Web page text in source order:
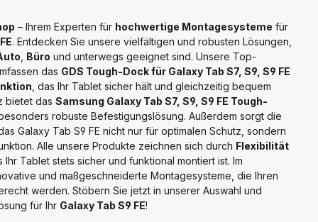
– Ihrem Experten für hochwertige Montagesysteme für
. Entdecken Sie unsere vielfältigen und robusten Lösungen,
Büro und unterwegs geeignet sind. Unsere Top-
das GDS Tough-Dock für Galaxy Tab S7, S9, S9 FE
, das Ihr Tablet sicher hält und gleichzeitig bequem
bietet das Samsung Galaxy Tab S7, S9, S9 FE Tough-
robuste Befestigungslösung. Außerdem sorgt die
Galaxy Tab S9 FE nicht nur für optimalen Schutz, sondern
Alle unsere Produkte zeichnen sich durch Flexibilität
Ihr Tablet stets sicher und funktional montiert ist. Im
und maßgeschneiderte Montagesysteme, die Ihren
werden. Stöbern Sie jetzt in unserer Auswahl und
für Ihr Galaxy Tab S9 FE!